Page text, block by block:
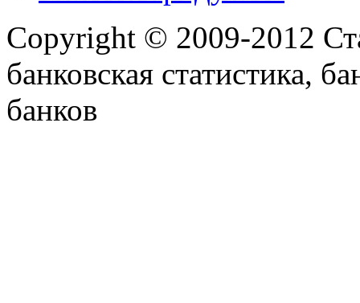
Copyright © 2009-2012
банковская статистика,
банков